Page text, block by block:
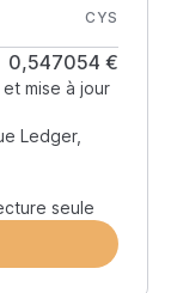
CYS
0,547054 €
mise à jour
Ledger,
seule